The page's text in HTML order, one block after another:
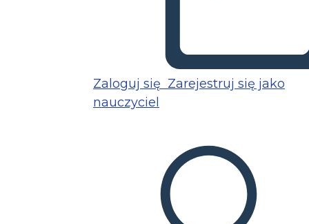
Zaloguj się Zarejestruj się jako
nauczyciel